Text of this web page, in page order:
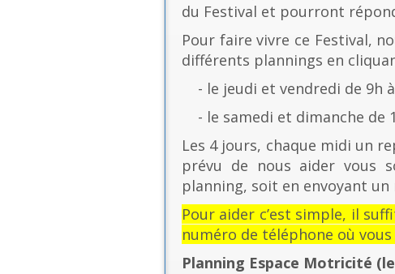
du Festival et pourront
Pour faire vivre ce Festival,
différents plannings en
- le jeudi et vendredi de 9h
- le samedi et dimanche de
Les 4 jours, chaque midi un
prévu de nous aider vous
planning, soit en envoyant
Pour aider c’est simple, il
numéro de téléphone où
Planning Espace Motricité